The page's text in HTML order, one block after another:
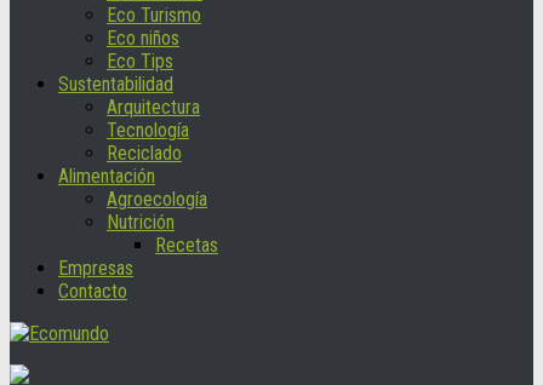
Eco Turismo
Eco niños
Eco Tips
Sustentabilidad
Arquitectura
Tecnología
Reciclado
Alimentación
Agroecología
Nutrición
Recetas
Empresas
Contacto